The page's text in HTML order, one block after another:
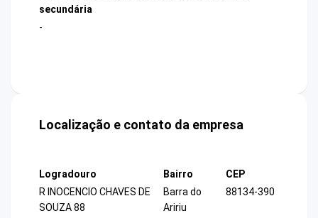
secundária
-
Localização e contato da empresa
Logradouro
R INOCENCIO CHAVES DE
SOUZA 88
Bairro
Barra do
Aririu
CEP
88134-390